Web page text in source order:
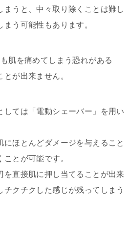
まうと、中々取り除くことは難し
う可能性もあります。
肌を痛めてしまう恐れがある
が出来ません。
しては「電動シェーバー」を用い
にほとんどダメージを与えること
とが可能です。
を直接肌に押し当てることが出来
クチクした感じが残ってしまう